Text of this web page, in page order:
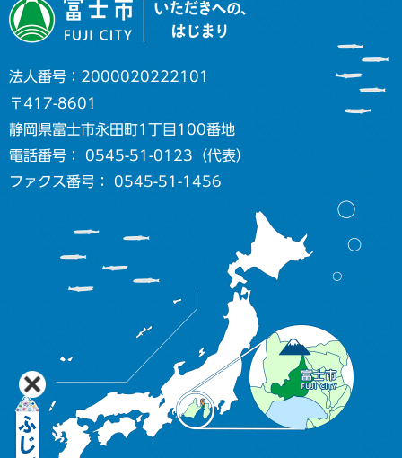
法人番号：2000020222101
〒417-8601
静岡県富士市永田町1丁目100番地
電話番号： 0545-51-0123（代表）
ファクス番号： 0545-51-1456